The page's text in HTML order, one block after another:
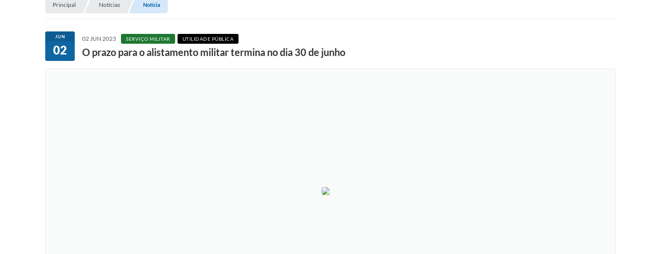
Principal Notícias Notícia
JUN
02
02 JUN 2023 SERVIÇO MILITAR UTILIDADE PÚBLICA
O prazo para o alistamento militar termina no dia 30 de junho